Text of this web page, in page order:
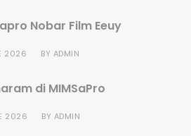
Nobar Film Eeuy
2026 BY ADMIN
di MIMSaPro
2026 BY ADMIN